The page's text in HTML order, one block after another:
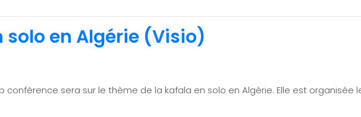
solo en Algérie (Visio)
conférence sera sur le thème de la kafala en solo en Algérie. Elle est